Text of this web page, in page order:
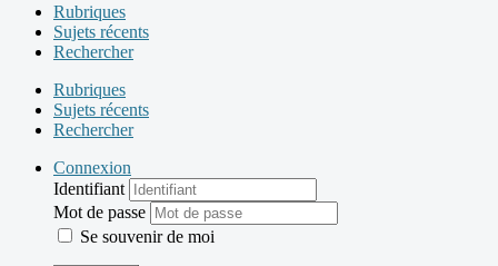
Rubriques
Sujets récents
Rechercher
Rubriques
Sujets récents
Rechercher
Connexion
Identifiant
Mot de passe
Se souvenir de moi